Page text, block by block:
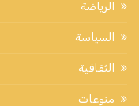
الرياضة
السياسة
الثقافية
منوعات